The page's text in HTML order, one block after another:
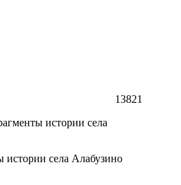
13821
истории села Алабузино